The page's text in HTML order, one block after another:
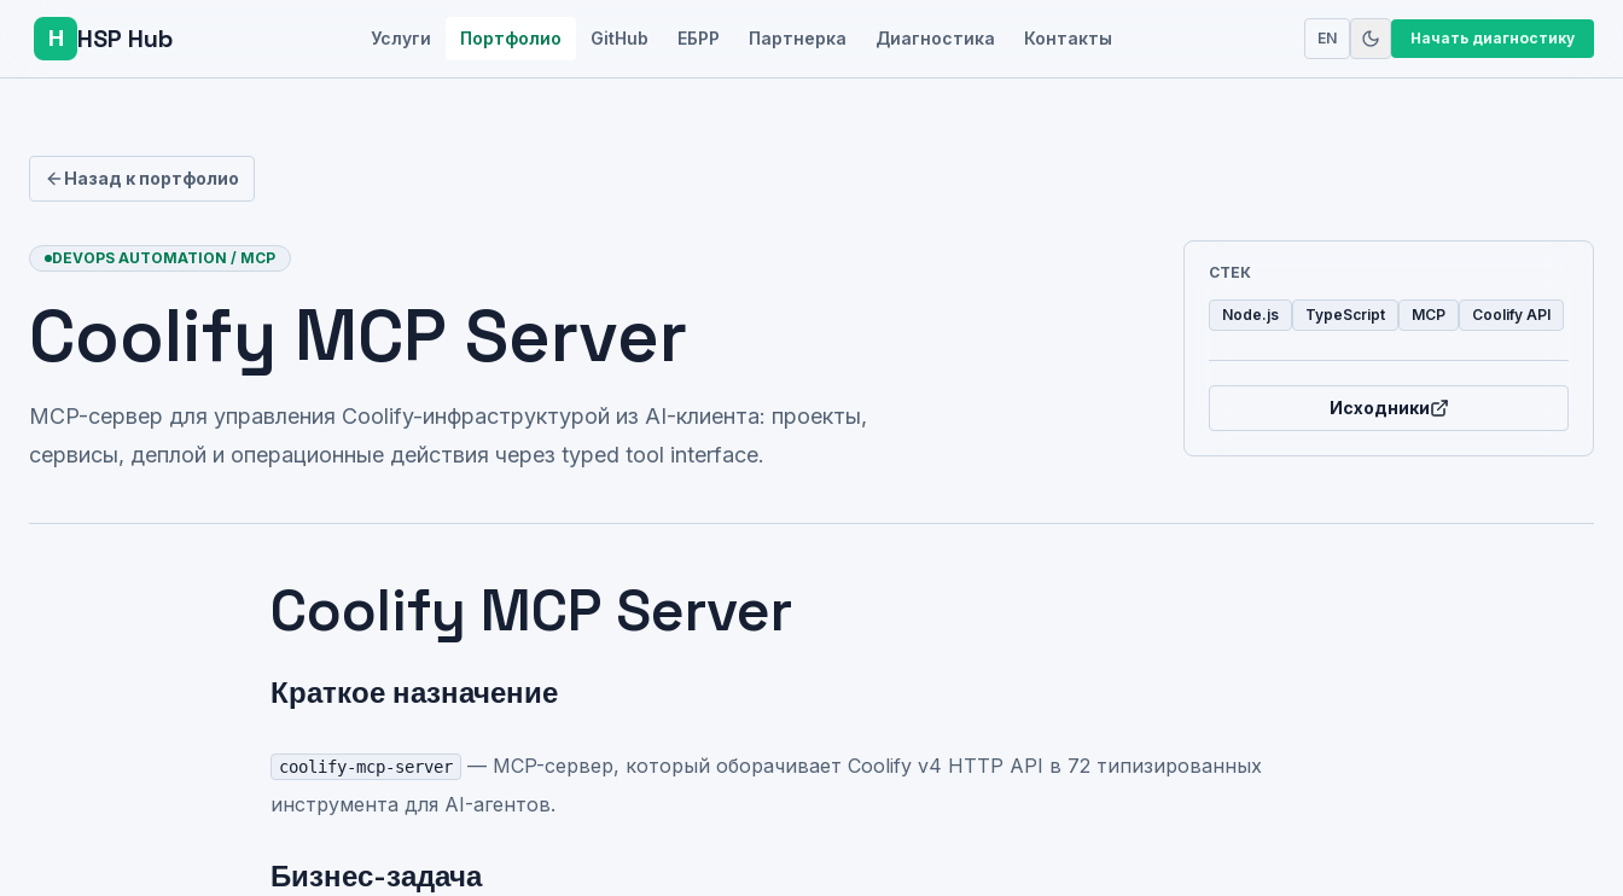
H HSP Hub Услуги Портфолио GitHub ЕБРР Партнерка Диагностика Контакты EN Начать диагностику
Назад к портфолио
DEVOPS AUTOMATION / MCP
Coolify MCP Server
MCP-сервер для управления Coolify-инфраструктурой из AI-клиента: проекты,
сервисы, деплой и операционные действия через typed tool interface.
СТЕК
Node.js TypeScript MCP Coolify API
Исходники
Coolify MCP Server
Краткое назначение
coolify-mcp-server
— MCP-сервер, который оборачивает Coolify v4 HTTP API в 72 типизированных
инструмента для AI-агентов.
Бизнес-задача